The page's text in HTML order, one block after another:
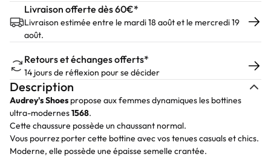
Livraison offerte dès 60€*
Livraison estimée entre le mardi 18 août et le mercredi 19
août.
Retours et échanges offerts*
14 jours de réflexion pour se décider
Description
Audrey's Shoes propose aux femmes dynamiques les bottines
ultra-modernes1568.
Cette chaussure possède un chaussant normal.
Vous pourrez porter cette bottine avec vos tenues casuals et chics.
Moderne, elle possède une épaisse semelle crantée.